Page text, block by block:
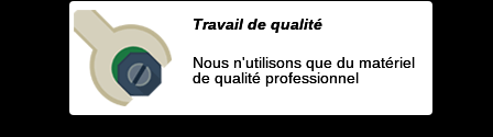
Travail de qualité
Nous n'utilisons que du matériel
de qualité professionnel